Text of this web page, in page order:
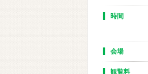
時間
会場
観覧料